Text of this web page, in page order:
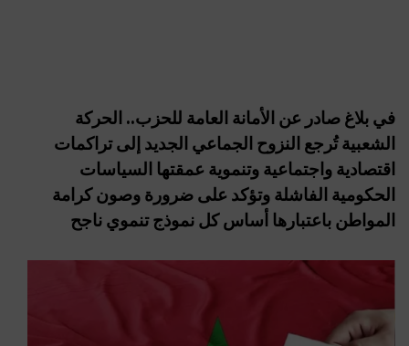
في بلاغ صادر عن الأمانة العامة للحزب.. الحركة
الشعبية تُرجع النزوح الجماعي الجديد إلى تراكمات
اقتصادية واجتماعية وتنموية عمقتها السياسات
الحكومية الفاشلة وتؤكد على ضرورة وصون كرامة
المواطن باعتبارها أساس كل نموذج تنموي ناجح